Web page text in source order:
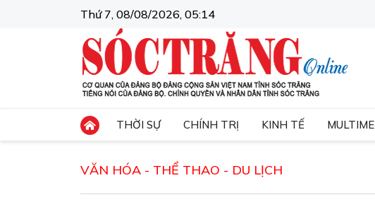
Thứ 7, 08/08/2026, 05:14
THỜI SỰ CHÍNH TRỊ KINH TẾ
VĂN HÓA - THỂ THAO - DU LỊCH